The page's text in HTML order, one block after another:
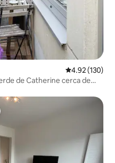
Calificación
4.92 (130)
de Catherine cerca de